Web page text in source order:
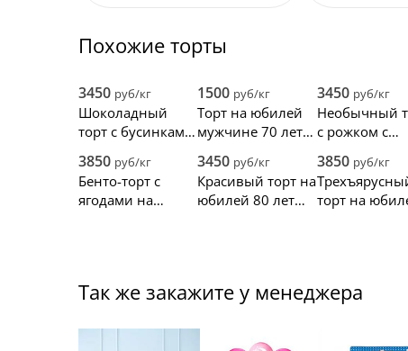
Похожие торты
3450 руб/кг
Шоколадный
торт с бусинками
украшением
1500 руб/кг
Торт на юбилей
мужчине 70 лет с
камином
3450 руб/кг
Необычный
с рожком с
3850 руб/кг
Бенто-торт с
ягодами на
3450 руб/кг
Красивый торт на
юбилей 80 лет
3850 руб/кг
торт на
Так же закажите у менеджера